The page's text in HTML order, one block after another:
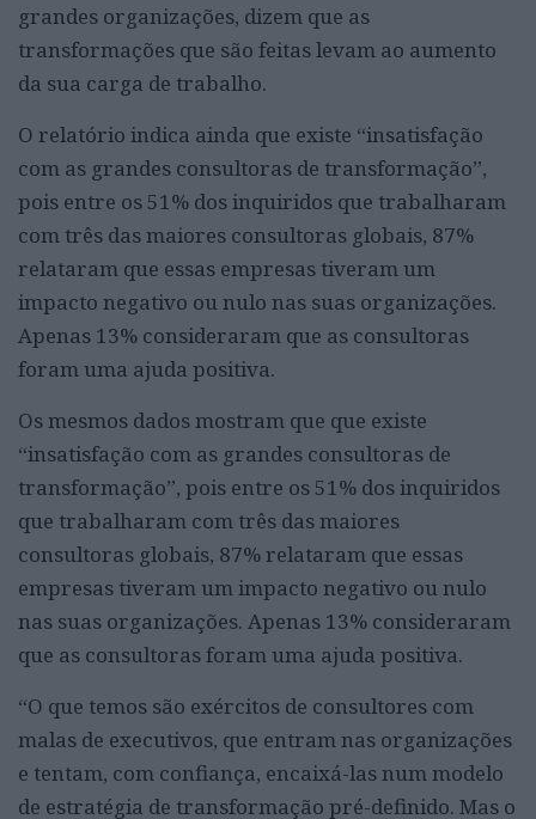
grandes organizações, dizem que as
transformações que são feitas levam ao aumento
da sua carga de trabalho.
O relatório indica ainda que existe “insatisfação
com as grandes consultoras de transformação”,
pois entre os 51% dos inquiridos que trabalharam
com três das maiores consultoras globais, 87%
relataram que essas empresas tiveram um
impacto negativo ou nulo nas suas organizações.
Apenas 13% consideraram que as consultoras
foram uma ajuda positiva.
Os mesmos dados mostram que que existe
“insatisfação com as grandes consultoras de
transformação”, pois entre os 51% dos inquiridos
que trabalharam com três das maiores
consultoras globais, 87% relataram que essas
empresas tiveram um impacto negativo ou nulo
nas suas organizações. Apenas 13% consideraram
que as consultoras foram uma ajuda positiva.
“O que temos são exércitos de consultores com
malas de executivos, que entram nas organizações
e tentam, com confiança, encaixá-las num modelo
de estratégia de transformação pré-definido. Mas o